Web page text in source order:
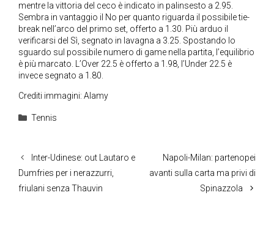
mentre la vittoria del ceco è indicato in palinsesto a 2.95.
Sembra in vantaggio il No per quanto riguarda il possibile tie-
break nell’arco del primo set, offerto a 1.30. Più arduo il
verificarsi del Sì, segnato in lavagna a 3.25. Spostando lo
sguardo sul possibile numero di game nella partita, l’equilibrio
è più marcato. L’Over 22.5 è offerto a 1.98, l’Under 22.5 è
invece segnato a 1.80.
Crediti immagini: Alamy
Categorie
Tennis
Inter-Udinese: out Lautaro e
Dumfries per i nerazzurri,
friulani senza Thauvin
Napoli-Milan: partenopei
avanti sulla carta ma privi di
Spinazzola